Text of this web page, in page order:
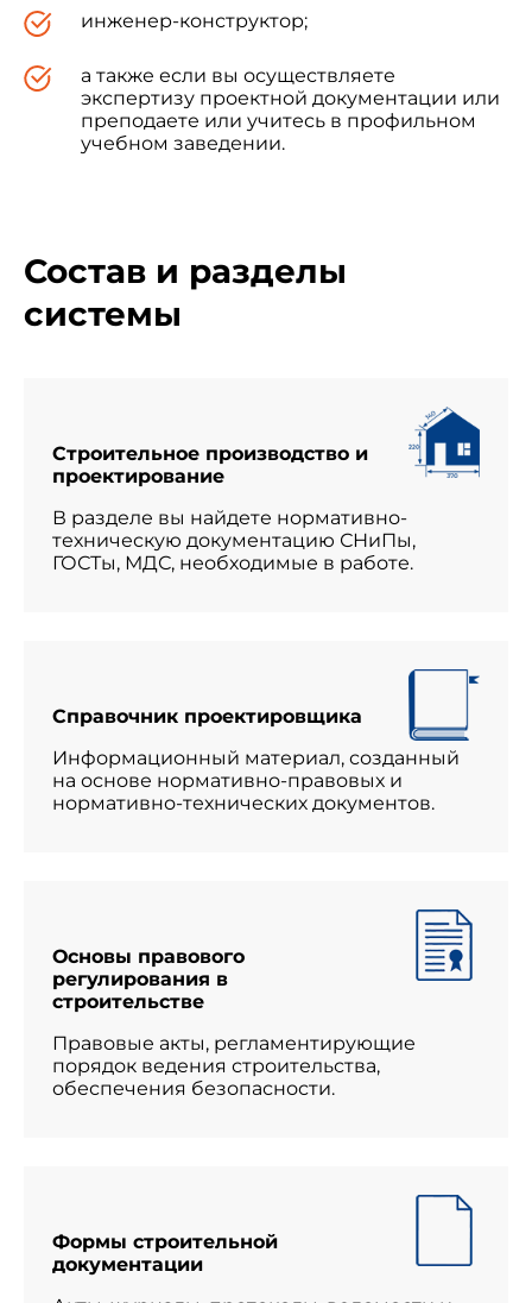
инженер-конструктор;
а также если вы осуществляете
экспертизу проектной документации или
преподаете или учитесь в профильном
учебном заведении.
Состав и разделы
системы
Строительное производство и
проектирование
В разделе вы найдете нормативно-
техническую документацию СНиПы,
ГОСТы, МДС, необходимые в работе.
Справочник проектировщика
Информационный материал, созданный
на основе нормативно-правовых и
нормативно-технических документов.
Основы правового
регулирования в
строительстве
Правовые акты, регламентирующие
порядок ведения строительства,
обеспечения безопасности.
Формы строительной
документации